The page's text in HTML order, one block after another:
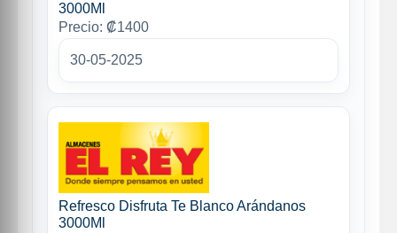
3000Ml
Precio: ₡1400
30-05-2025
Refresco Disfruta Te Blanco Arándanos
3000Ml